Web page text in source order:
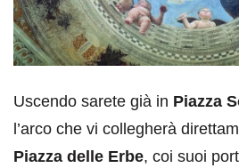
Uscendo sarete già in Piazza
l’arco che vi collegherà
Piazza delle Erbe, coi suoi